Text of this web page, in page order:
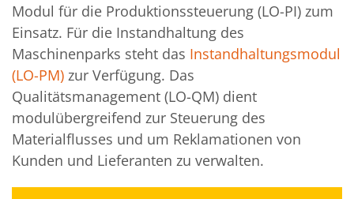
Modul für die Produktionssteuerung (LO-PI) zum
Einsatz. Für die Instandhaltung des
Maschinenparks steht das Instandhaltungsmodul
(LO-PM) zur Verfügung. Das
Qualitätsmanagement (LO-QM) dient
modulübergreifend zur Steuerung des
Materialflusses und um Reklamationen von
Kunden und Lieferanten zu verwalten.